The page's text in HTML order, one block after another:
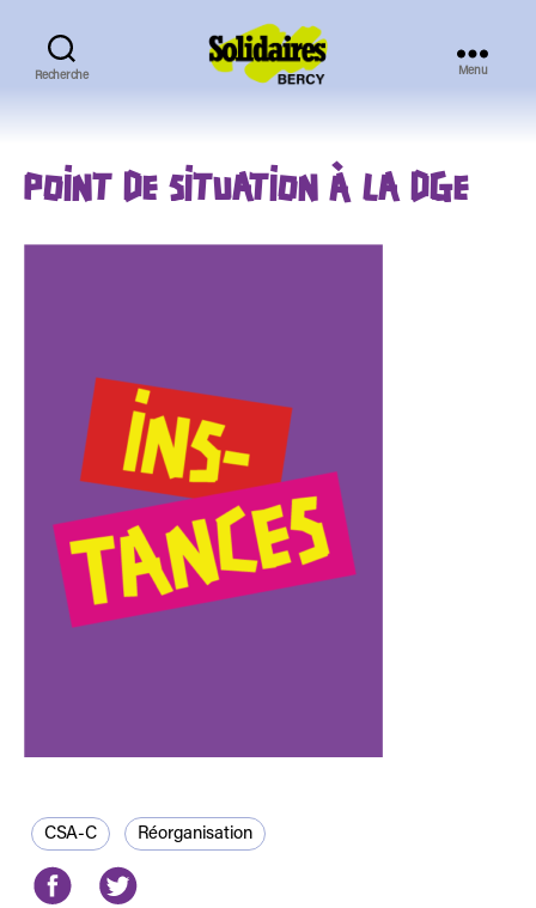
Recherche Menu
POINT DE SITUATION À LA DGE
CSA-C Réorganisation